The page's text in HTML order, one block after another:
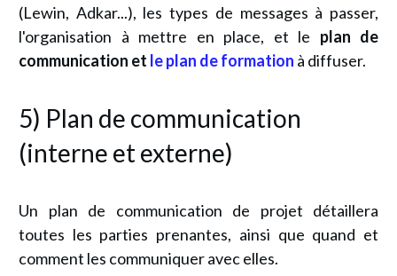
(Lewin, Adkar...), les types de messages à passer,
l'organisation à mettre en place, et le plan de
communication et le plan de formation à diffuser.
5) Plan de communication
(interne et externe)
Un plan de communication de projet détaillera
toutes les parties prenantes, ainsi que quand et
comment les communiquer avec elles.